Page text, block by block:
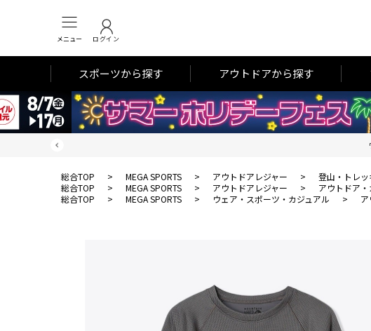
メニュー ログイン
スポーツから探す アウトドアから探す
総合TOP > MEGA SPORTS > アウトドアレジャー > 登山・トレ
総合TOP
> MEGA SPORTS > アウトドアレジャー > アウトドア
総合TOP
> MEGA SPORTS > ウェア・スポーツ・カジュアル >